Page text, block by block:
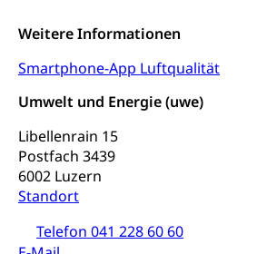
Weitere Informationen
Smartphone-App Luftqualität
Umwelt und Energie (uwe)
Libellenrain 15
Postfach 3439
6002 Luzern
Standort
Telefon 041 228 60 60
Schulliste
Heilpädagogische
Freiwilliger
Fachstelle
Freiwilliges Kindergarten Jahr
Kinderbetreuung
Freiwilliges
Gesundheit und Soziales
Konsumentenschutz
Konsumentenrechte,
Preisüberwachung, Preisüberwacher,
Konsumentenorganisation, parallele
regionale Erschöpfung, nationale